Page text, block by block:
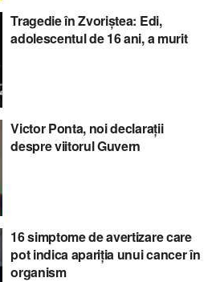
Tragedie în Zvoriștea: Edi,
adolescentul de 16 ani, a murit
Victor Ponta, noi declarații
despre viitorul Guvern
16 simptome de avertizare care
pot indica apariția unui cancer în
organism